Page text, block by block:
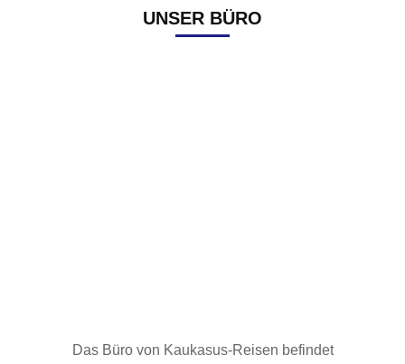
UNSER BÜRO
Das Büro von Kaukasus-Reisen befindet